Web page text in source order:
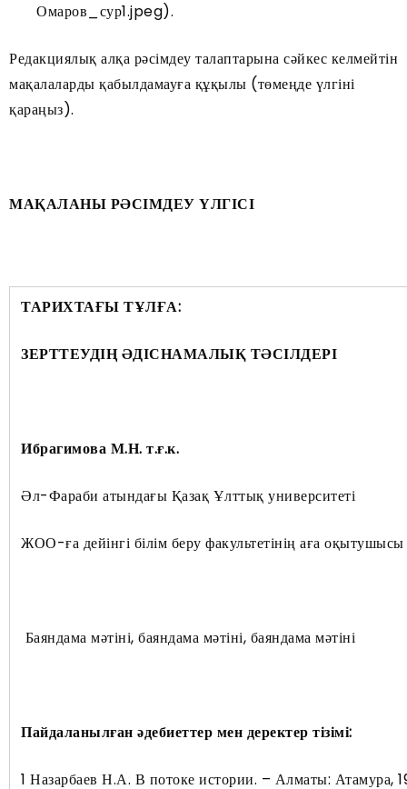
Омаров_сур1.jpeg).
Редакциялық алқа рәсімдеу талаптарына сәйкес келмейтін
мақалаларды қабылдамауға құқылы (төмеңде үлгіні
қараңыз).
МАҚАЛАНЫ РӘСІМДЕУ ҮЛГІСІ
ТАРИХТАҒЫ ТҰЛҒА:
ЗЕРТТЕУДІҢ ӘДІСНАМАЛЫҚ ТӘСІЛДЕРІ
Ибрагимова М.Н. т.ғ.к.
Әл-Фараби атындағы Қазақ Ұлттық университеті
ЖОО-ға дейінгі білім беру факультетінің аға оқытушысы
Баяндама мәтіні, баяндама мәтіні, баяндама мәтіні
Пайдаланылған әдебиеттер мен деректер тізімі:
1 Назарбаев Н.А. В потоке истории. – Алматы: Атамура,